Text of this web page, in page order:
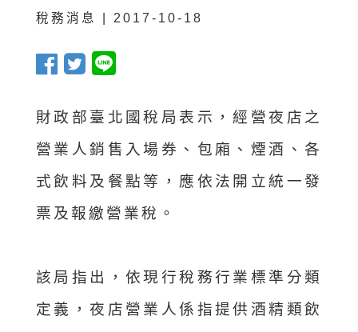
稅務消息 | 2017-10-18
財政部臺北國稅局表示，經營夜店之
營業人銷售入場券、包廂、煙酒、各
式飲料及餐點等，應依法開立統一發
票及報繳營業稅。
該局指出，依現行稅務行業標準分類
定義，夜店營業人係指提供酒精類飲